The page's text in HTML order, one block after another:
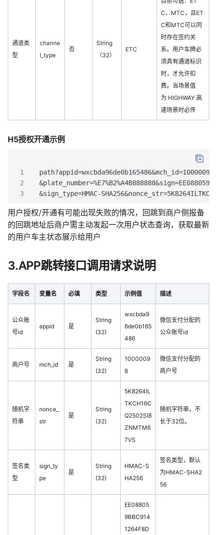
通道类
型
channe
l_type
否
String
（32）
ETC
C、MTC，且ET
C和MTC可以同
时存在签约关
系。用户车牌必
须具有通道标识
时，才允许扣
费。当场景值
为 HIGHWAY 高
速场景时必传
H5授权开通示例
1
2
3
&sign_type=HMAC-
用户授权/开通有可能出现失败的情况，回跳到商户侧报备
的回跳地址后商户需主动发起一次用户状态查询，获取最新
的用户车主状态展示给用户
3.APP跳转接口调用请求说明
字段名 变量名 必填 类型 示例值 描述
公众账
号id
appid 是
String
(32)
wxcbda9
6de0b165
486
微信支付分配的
公众账号id
商户号 mch_id 是
String
(32)
1000009
8
微信支付分配的
商户号
随机字
符串
nonce_
str
是
String
(32)
5K8264IL
TKCH16C
Q2502SI8
ZNMTM6
7VS
随机字符串，不
长于32位。
签名类
型
sign_ty
pe
是
String
(32)
HMAC-S
HA256
签名类型，默认
为HMAC-SHA2
56
EE08805
9BBC914
1264F8D